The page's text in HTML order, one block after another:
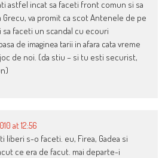
astfel incat sa faceti front comun si sa
Grecu, va promit ca scot Antenele de pe
faceti un scandal cu ecouri
de imaginea tarii in afara cata vreme
de noi. (da stiu – si tu esti securist,
at 12:56
liberi s-o faceti. eu, Firea, Gadea si
ce era de facut. mai departe-i